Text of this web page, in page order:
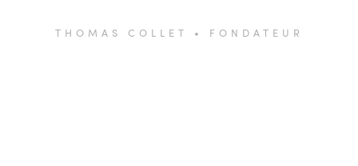
THOMAS COLLET • FONDATEUR